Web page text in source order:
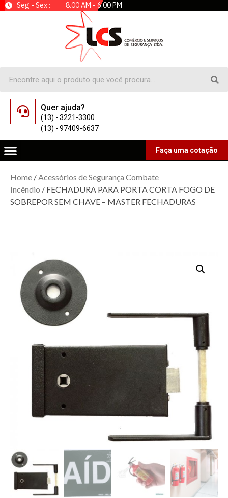
Seg - Sex : 8.00 AM - 6.00 PM
Quer ajuda?
(13) - 3221-3300
(13) - 97409-6637
Faça uma cotação
Home / Acessórios de Segurança Combate
Incêndio / FECHADURA PARA PORTA CORTA FOGO DE
SOBREPOR SEM CHAVE – MASTER FECHADURAS